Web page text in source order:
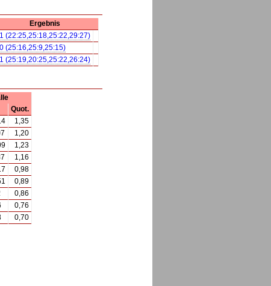
Ergebnis
(22:25,25:18,25:22,29:27)
(25:16,25:9,25:15)
(25:19,20:25,25:22,26:24)
Quot.
1,35
1,20
1,23
1,16
0,98
0,89
0,86
0,76
0,70